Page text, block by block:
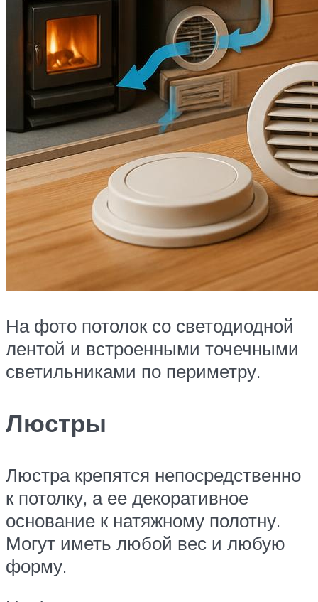
На фото потолок со светодиодной
лентой и встроенными точечными
светильниками по периметру.
Люстры
Люстра крепятся непосредственно
к потолку, а ее декоративное
основание к натяжному полотну.
Могут иметь любой вес и любую
форму.